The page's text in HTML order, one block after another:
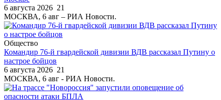
6 августа 2026 21
МОСКВА, 6 авг – РИА Новости.
Общество
Командир 76-й гвардейской дивизии ВДВ рассказал Путину о
настрое бойцов
6 августа 2026 21
МОСКВА, 6 авг - РИА Новости.